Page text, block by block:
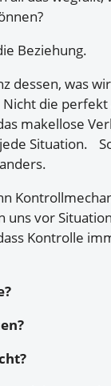
Beziehung.
dessen, was
die perfekt
makellose
Situation.
uns vor
Kontrolle